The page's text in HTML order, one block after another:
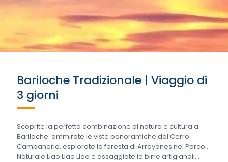
Bariloche Tradizionale | Viaggio di
3 giorni
Scoprite la perfetta combinazione di natura e cultura a
Bariloche: ammirate le viste panoramiche dal Cerro
Campanario, esplorate la foresta di Arrayanes nel Parco
Naturale Llao Llao Llao e assaggiate le birre artigianali...